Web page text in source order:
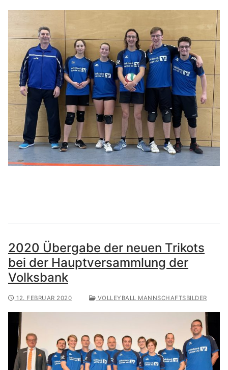
2020 Übergabe der neuen Trikots
bei der Hauptversammlung der
Volksbank
12. FEBRUAR 2020 VOLLEYBALL MANNSCHAFTSBILDER